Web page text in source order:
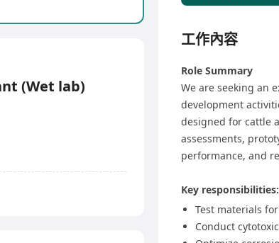
(Wet lab)
工作內容
Role Summary
We are seeking an
development
designed for cattle
assessments,
performance, and
Key responsibilities:
Test materials
Conduct